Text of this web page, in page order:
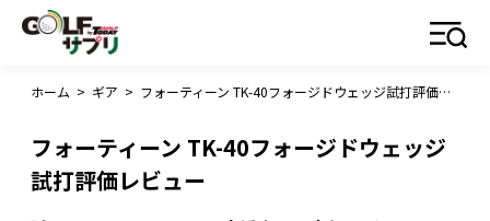
ホーム > ギア > フォーティーン TK-40フォージドウェッジ試打評価レビュー
フォーティーン TK-40フォージドウェッジ
試打評価レビュー